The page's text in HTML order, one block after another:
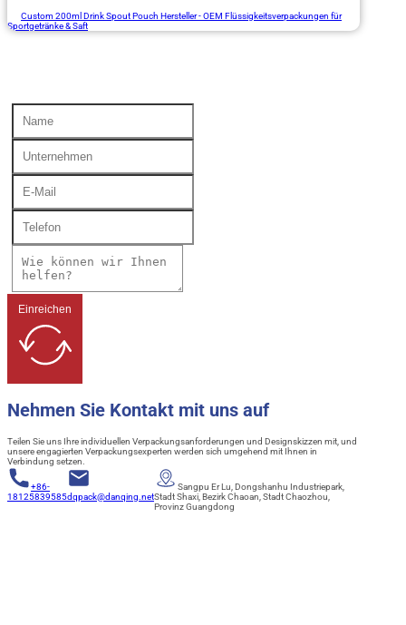
Custom 200ml Drink Spout Pouch Hersteller - OEM Flüssigkeitsverpackungen für
Sportgetränke & Saft
Einreichen
Nehmen Sie Kontakt mit uns auf
Teilen Sie uns Ihre individuellen Verpackungsanforderungen und Designskizzen mit, und
unsere engagierten Verpackungsexperten werden sich umgehend mit Ihnen in
Verbindung setzen.
+86-
18125839585dqpack@danqing.net
Sangpu Er Lu, Dongshanhu Industriepark,
Stadt Shaxi, Bezirk Chaoan, Stadt Chaozhou,
Provinz Guangdong